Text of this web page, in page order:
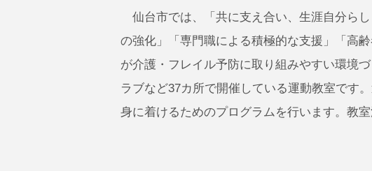
仙台市では、「共に支え合い、生涯自分ら
の強化」「専門職による積極的な支援」「高
が介護・フレイル予防に取り組みやすい環境
ラブなど37カ所で開催している運動教室です
身に着けるためのプログラムを行います。教